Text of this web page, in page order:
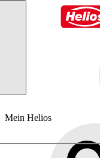
Mein Helios